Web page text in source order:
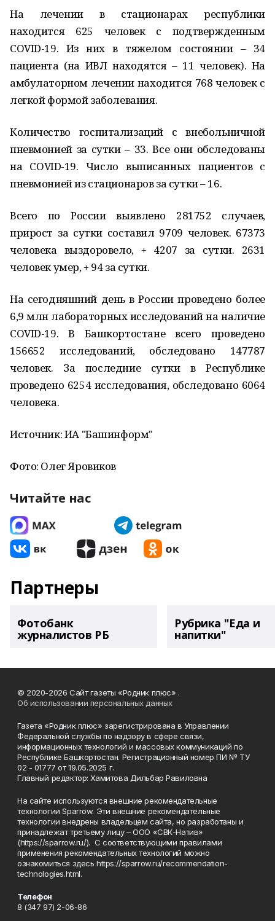
На лечении в стационарах республики
находится 625 человек с подтвержденным
COVID-19. Из них в тяжелом состоянии – 34
пациента (на ИВЛ находятся – 11 человек). На
амбулаторном лечении находится 768 человек с
легкой формой заболевания.
Количество госпитализаций с внебольничной
пневмонией за сутки – 33. Все они обследованы
на COVID-19. Число выписанных пациентов с
пневмонией из стационаров за сутки – 16.
Всего по России выявлено 281752 случаев,
прирост за сутки составил 9709 человек. 67373
человека выздоровело, + 4207 за сутки. 2631
человек умер, + 94 за сутки.
На сегодняшний день в России проведено более
6,9 млн лабораторных исследований на наличие
COVID-19. В Башкортостане всего проведено
156652 исследований, обследовано 147787
человек. За последние сутки в Республике
проведено 6254 исследования, обследовано 6064
человека.
Источник: ИА "Башинформ"
Фото: Олег Яровиков
Читайте нас
Партнеры
Фотобанк
журналистов РБ
Рубрика "Еда и
напитки"
© 2020-2026 Сайт газеты «Родник плюс» .
Об использовании персональных данных
Газета «Родник плюс» зарегистрирована в Управлении
Федеральной службы по надзору в сфере связи,
информационных технологий и массовых коммуникаций по
Республике Башкортостан. Регистрационный номер ПИ № ТУ
02 - 01777 от 19.05.2025 г.
Главный редактор: Хамитова Дильбар Равиловна
На сайте используются внешние рекомендательные
технологии Sparrow. Эти внешние рекомендательные
технологии внедрены владельцем сайта, но разработаны и
принадлежат третьему лицу – ООО «СВК-Натив»
(https://sparrow.ru/). С соответствующими правилами
применения рекомендательных технологий можно
ознакомиться здесь https://sparrow.ru/recommendation-
technologies.html.
Телефон
8 (347 97) 2-06-86